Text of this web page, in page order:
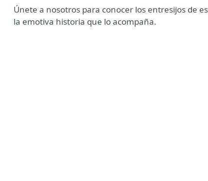
Únete a nosotros para conocer los entresijos de
la emotiva historia que lo acompaña.